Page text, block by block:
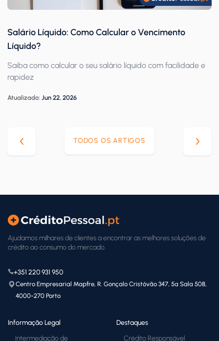
Salário Líquido: Como Calcular o Vencimento
Líquido?
Saiba como calcular o seu salário líquido com facilidade e
rapidez
Atualizado: Jun 22, 2026
TODOS OS ARTIGOS
Ajudamos milhares de clientes a encontrar as melhores soluções de
crédito ao consumo do mercado.
+351 220 931 950
Centro Empresarial Mapfre, R. Gonçalo Cristóvão 347, 5ª Sala 508,
4000-270 Porto
Informação Legal
Intermediação de
Destaques
Crédito Responsável